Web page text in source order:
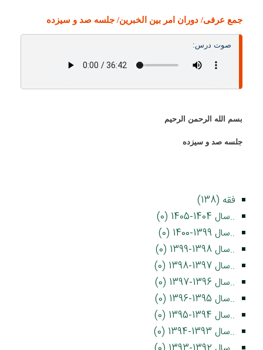
جمع عرفی/ دوران امر بین الخبرین/ جلسه صد و سیزده
صوت درس:
بسم الله الرحمن الرحيم
جلسه صد و سیزده
فقه (138)
..سال 1404-1405 (0)
..سال 1399-1400 (0)
..سال 1398-1399 (0)
..سال 1397-1398 (0)
..سال 1396-1397 (0)
..سال 1395-1396 (0)
..سال 1394-1395 (0)
..سال 1393-1394 (0)